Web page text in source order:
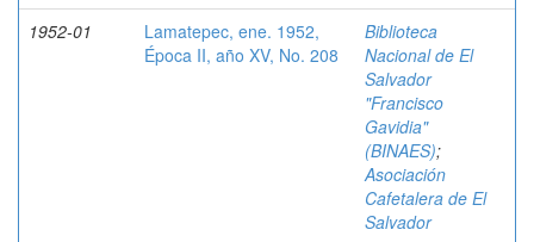
1952-01
Lamatepec, ene. 1952,
Época II, año XV, No. 208
Biblioteca
Nacional de El
Salvador
"Francisco
Gavidia"
(BINAES);
Asociación
Cafetalera de El
Salvador